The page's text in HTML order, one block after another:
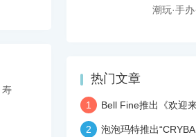
潮玩·手办
热门文章
1 Bell Fine推出《欢迎来到实力至上
2 泡泡玛特推出